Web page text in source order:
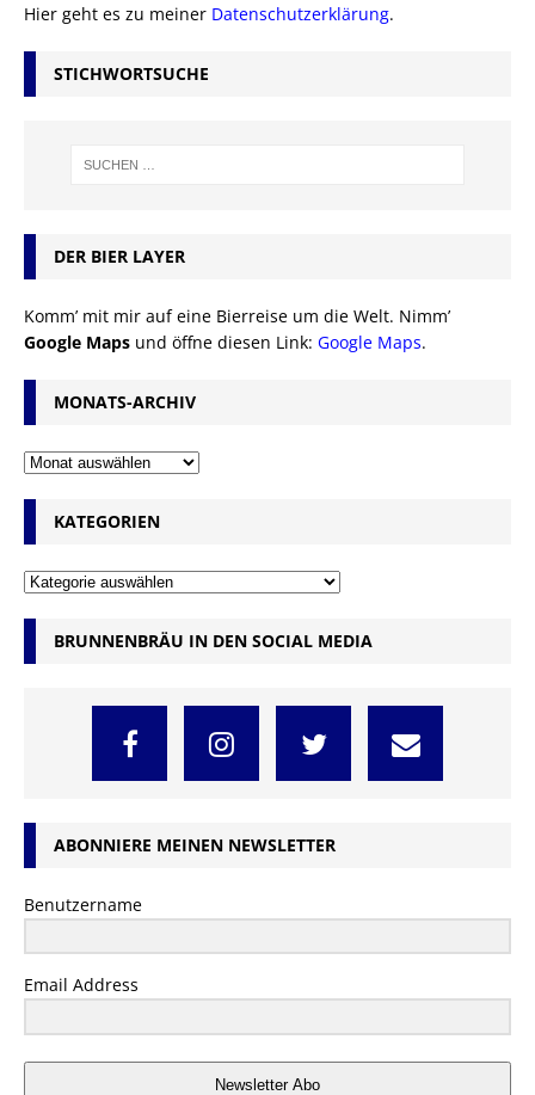
Hier geht es zu meiner Datenschutzerklärung.
STICHWORTSUCHE
DER BIER LAYER
Komm’ mit mir auf eine Bierreise um die Welt. Nimm’
Google Maps und öffne diesen Link: Google Maps.
MONATS-ARCHIV
KATEGORIEN
BRUNNENBRÄU IN DEN SOCIAL MEDIA
ABONNIERE MEINEN NEWSLETTER
Benutzername
Email Address
Newsletter Abo